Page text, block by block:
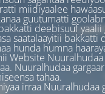
miidiyaalee
guutumatti
deebisuuf
saatalaayitii
hunda humna
Website
Nuuralhudaa
tahaa.
irraa Nuuralhudaa